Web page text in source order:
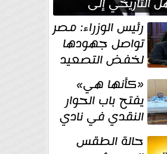
كأس العالم
رئيس الوزراء: مصر
تواصل جهودها
لخفض التصعيد
والحفاظ على
«كأنها هي»
يفتح باب الحوار
النقدي في نادي
أدب مصر الجديدة
حالة الطقس